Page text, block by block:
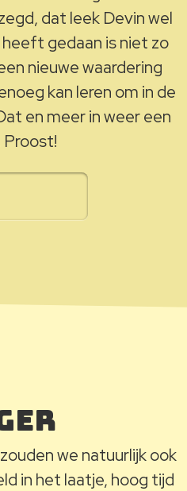
dat leek Devin wel
gedaan is niet zo
nieuwe waardering
kan leren om in de
en meer in weer een
we natuurlijk ook
in het laatje, hoog tijd